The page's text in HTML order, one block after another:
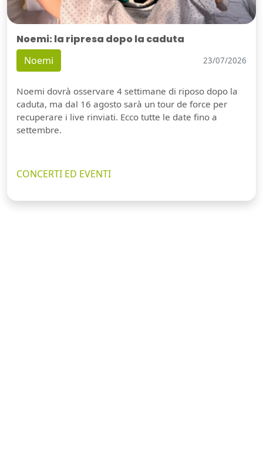
Noemi: la ripresa dopo la caduta
Noemi 23/07/2026
Noemi dovrà osservare 4 settimane di riposo dopo la
caduta, ma dal 16 agosto sarà un tour de force per
recuperare i live rinviati. Ecco tutte le date fino a
settembre.
CONCERTI ED EVENTI